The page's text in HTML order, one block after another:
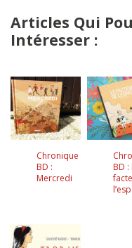
Articles Qui
Intéresser :
Chronique
BD :
Mercredi
BD :